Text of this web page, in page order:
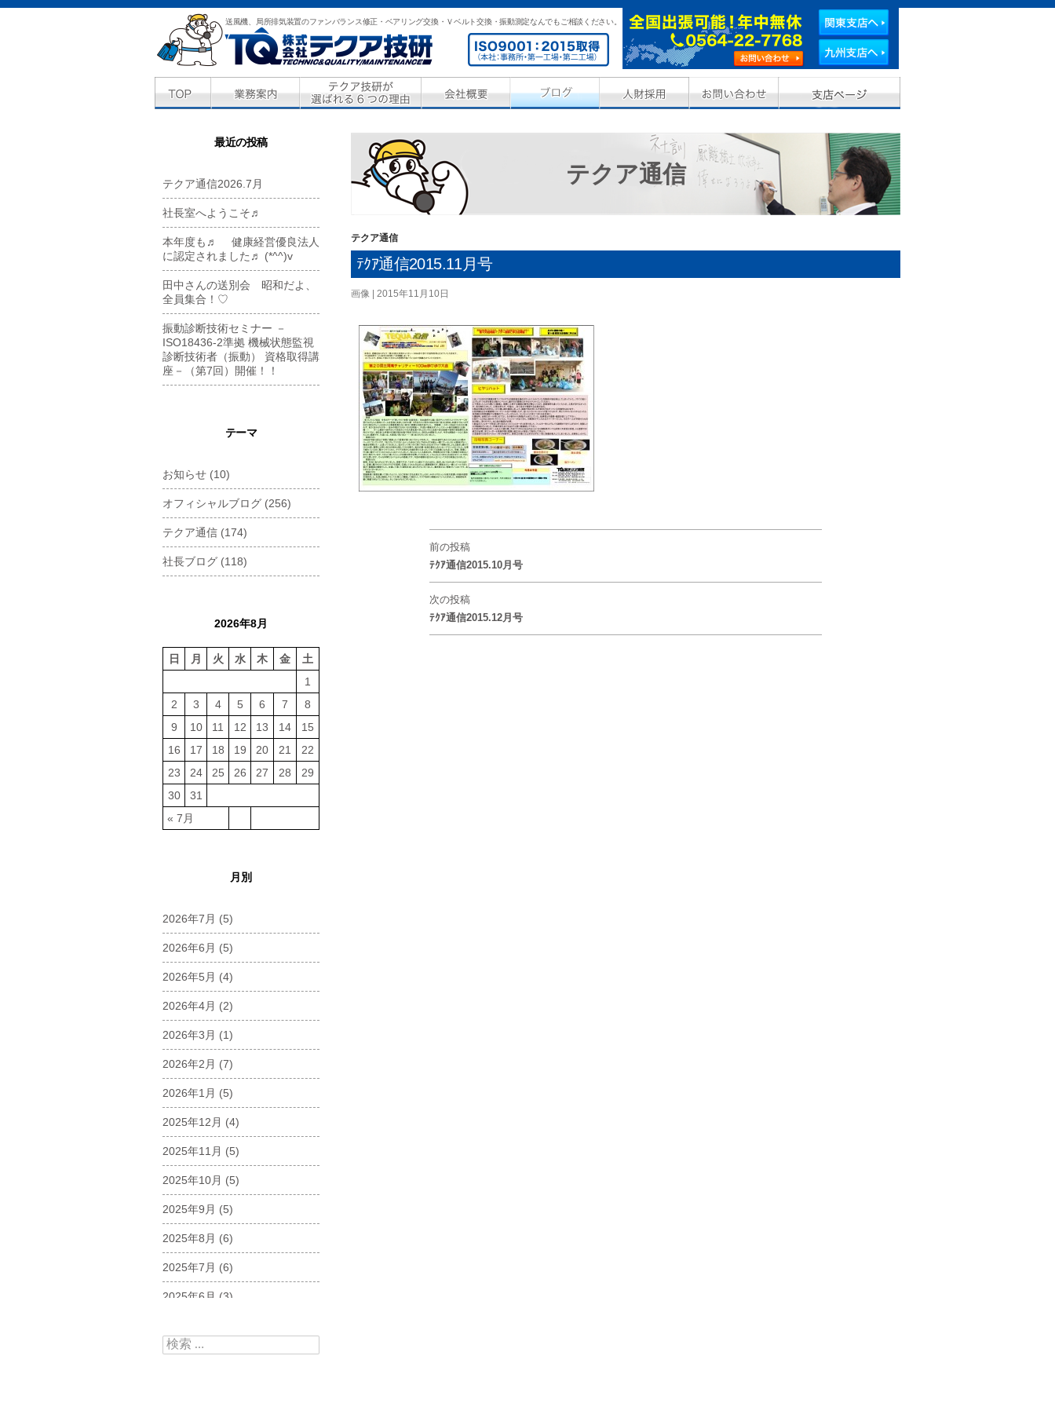
送風機、局所排気装置のファンバランス修正・ベアリング交換・Ｖベルト交換・振動測定なんでもご相談ください。
テクア通信
テクア通信
ﾃｸｱ通信2015.11月号
画像 2015年11月10日
前の投稿
ﾃｸｱ通信2015.10月号
次の投稿
ﾃｸｱ通信2015.12月号
最近の投稿
テクア通信2026.7月
社長室へようこそ♬
本年度も♬ 健康経営優良法人
に認定されました♬ (*^^)v
田中さんの送別会 昭和だよ、
全員集合！♡
振動診断技術セミナー －
ISO18436-2準拠 機械状態監視
診断技術者（振動） 資格取得講
座－（第7回）開催！！
テーマ
お知らせ (10)
オフィシャルブログ (256)
テクア通信 (174)
社長ブログ (118)
2026年8月
日 月 火 水 木 金 土
« 7月
1
2
3 4 5 6 7
8
9
10 11 12 13 14
15
16
17 18 19 20 21
22
23
24 25 26 27 28
29
30
31
月別
2026年7月 (5)
2026年6月 (5)
2026年5月 (4)
2026年4月 (2)
2026年3月 (1)
2026年2月 (7)
2026年1月 (5)
2025年12月 (4)
2025年11月 (5)
2025年10月 (5)
2025年9月 (5)
2025年8月 (6)
2025年7月 (6)
2025年6月 (3)
2025年4月(5)
検索: